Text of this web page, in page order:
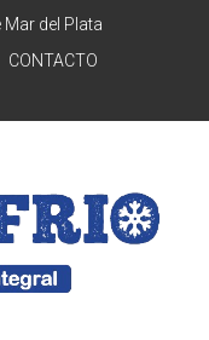
del Plata
CONTACTO